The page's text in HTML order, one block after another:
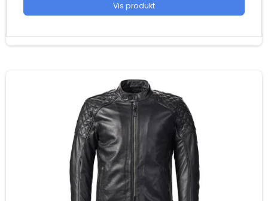
Vis produkt